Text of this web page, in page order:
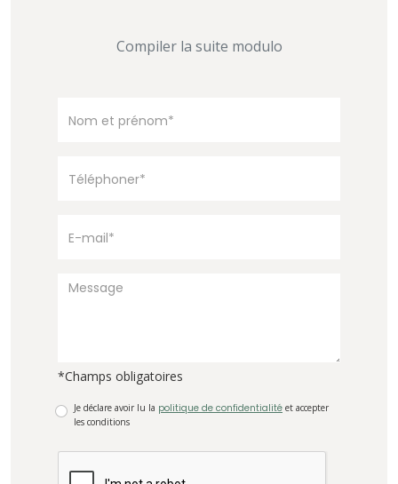
Compiler la suite modulo
*Champs obligatoires
Je déclare avoir lu la politique de confidentialité et accepter
les conditions